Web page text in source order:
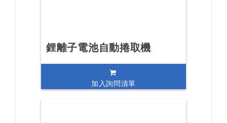
鋰離子電池自動捲取機
加入詢問清單